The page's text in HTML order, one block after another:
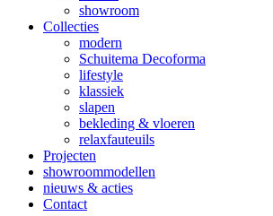
showroom
Collecties
modern
Schuitema Decoforma
lifestyle
klassiek
slapen
bekleding & vloeren
relaxfauteuils
Projecten
showroommodellen
nieuws & acties
Contact